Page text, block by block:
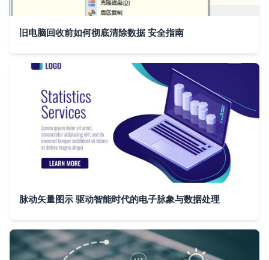
旧电脑回收前如何彻底清除数据 安全指南
脉动矢量图示 驱动智能时代的电子脉象与数据处理